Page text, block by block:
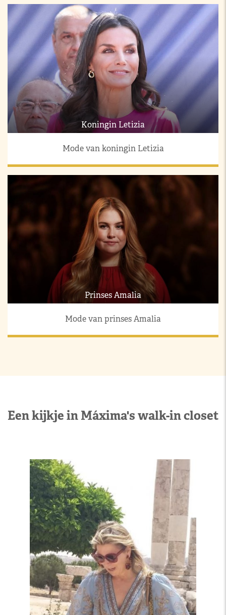
Koningin Letizia
Mode van koningin Letizia
Prinses Amalia
Mode van prinses Amalia
Een kijkje in Máxima's walk-in closet